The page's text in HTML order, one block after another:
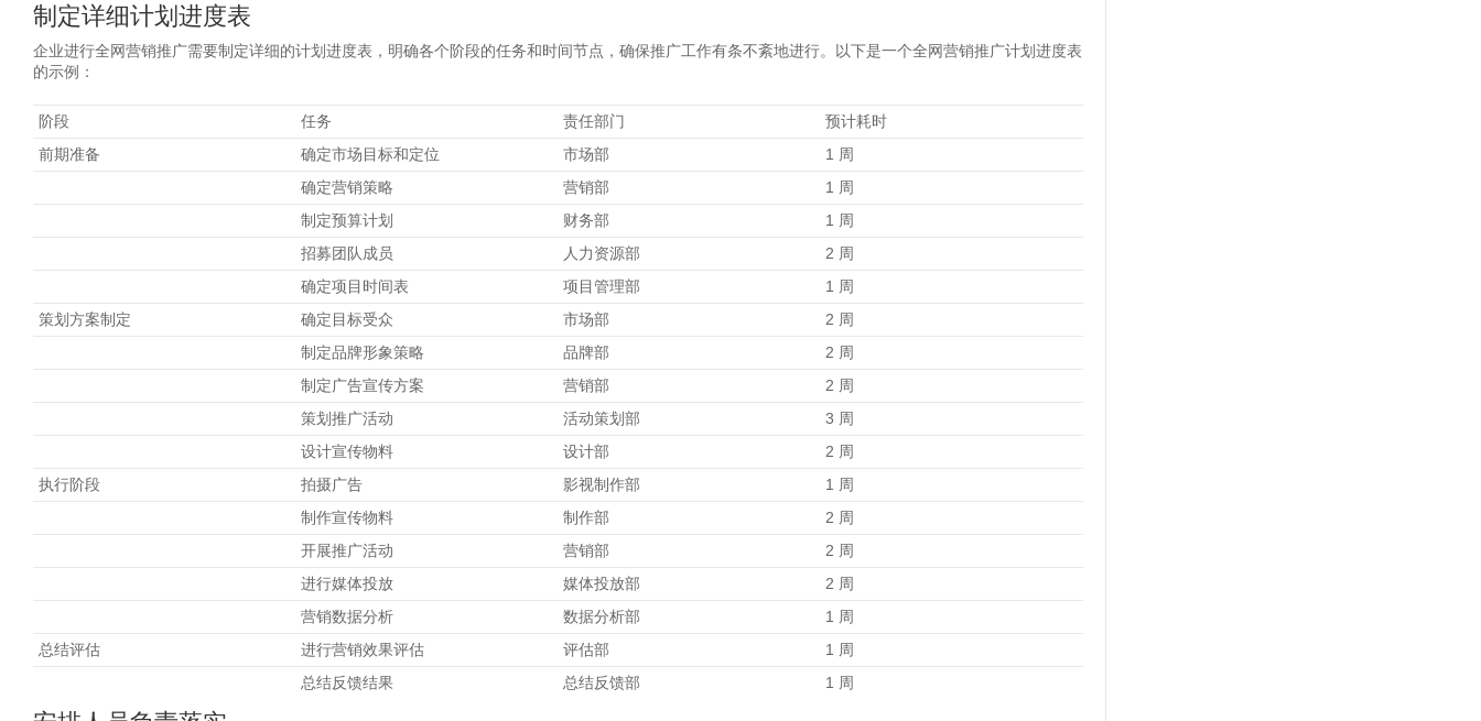
制定详细计划进度表
企业进行全网营销推广需要制定详细的计划进度表，明确各个阶段的任务和时间节点，确保推广工作有条不紊地进行。以下是一个全网营销推广计划进度表
的示例：
阶段 任务 责任部门
预计耗时
前期准备
确定市场目标和定位 市场部
1 周
确定营销策略
营销部
1 周
制定预算计划
财务部
1 周
招募团队成员
人力资源部
2 周
确定项目时间表
项目管理部
1 周
策划方案制定
确定目标受众 市场部
2 周
制定品牌形象策略
品牌部
2 周
制定广告宣传方案
营销部
2 周
策划推广活动
活动策划部
3 周
设计宣传物料
设计部
2 周
执行阶段
拍摄广告 影视制作部
1 周
制作宣传物料
制作部
2 周
开展推广活动
营销部
2 周
进行媒体投放
媒体投放部
2 周
营销数据分析
数据分析部
1 周
总结评估
进行营销效果评估 评估部
1 周
总结反馈结果
总结反馈部 1 周